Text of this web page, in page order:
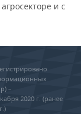
и с
–
2020 г. (ранее